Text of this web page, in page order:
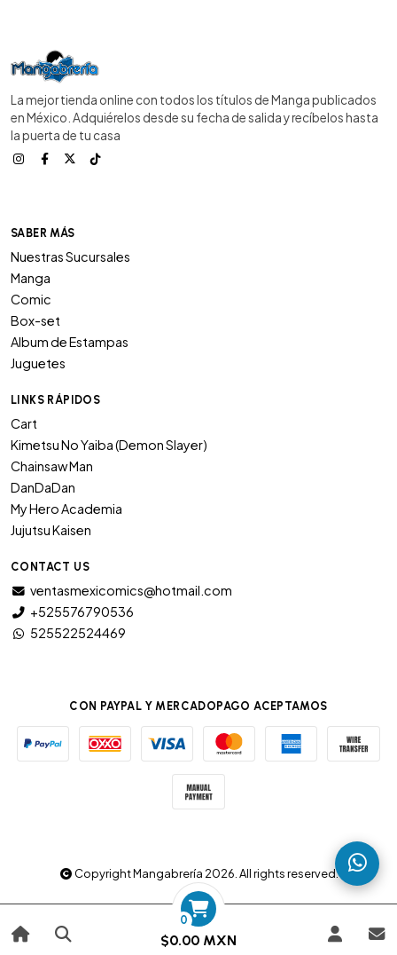
0
$0.00 MXN
La mejor tienda online con todos los títulos de Manga publicados
en México. Adquiérelos desde su fecha de salida y recíbelos hasta
la puerta de tu casa
SABER MÁS
Nuestras Sucursales
Manga
Comic
Box-set
Album de Estampas
Juguetes
LINKS RÁPIDOS
Cart
Kimetsu No Yaiba (Demon Slayer)
Chainsaw Man
DanDaDan
My Hero Academia
Jujutsu Kaisen
CONTACT US
ventasmexicomics@hotmail.com
+525576790536
525522524469
CON PAYPAL Y MERCADOPAGO ACEPTAMOS
Copyright Mangabrería 2026. All rights reserved.